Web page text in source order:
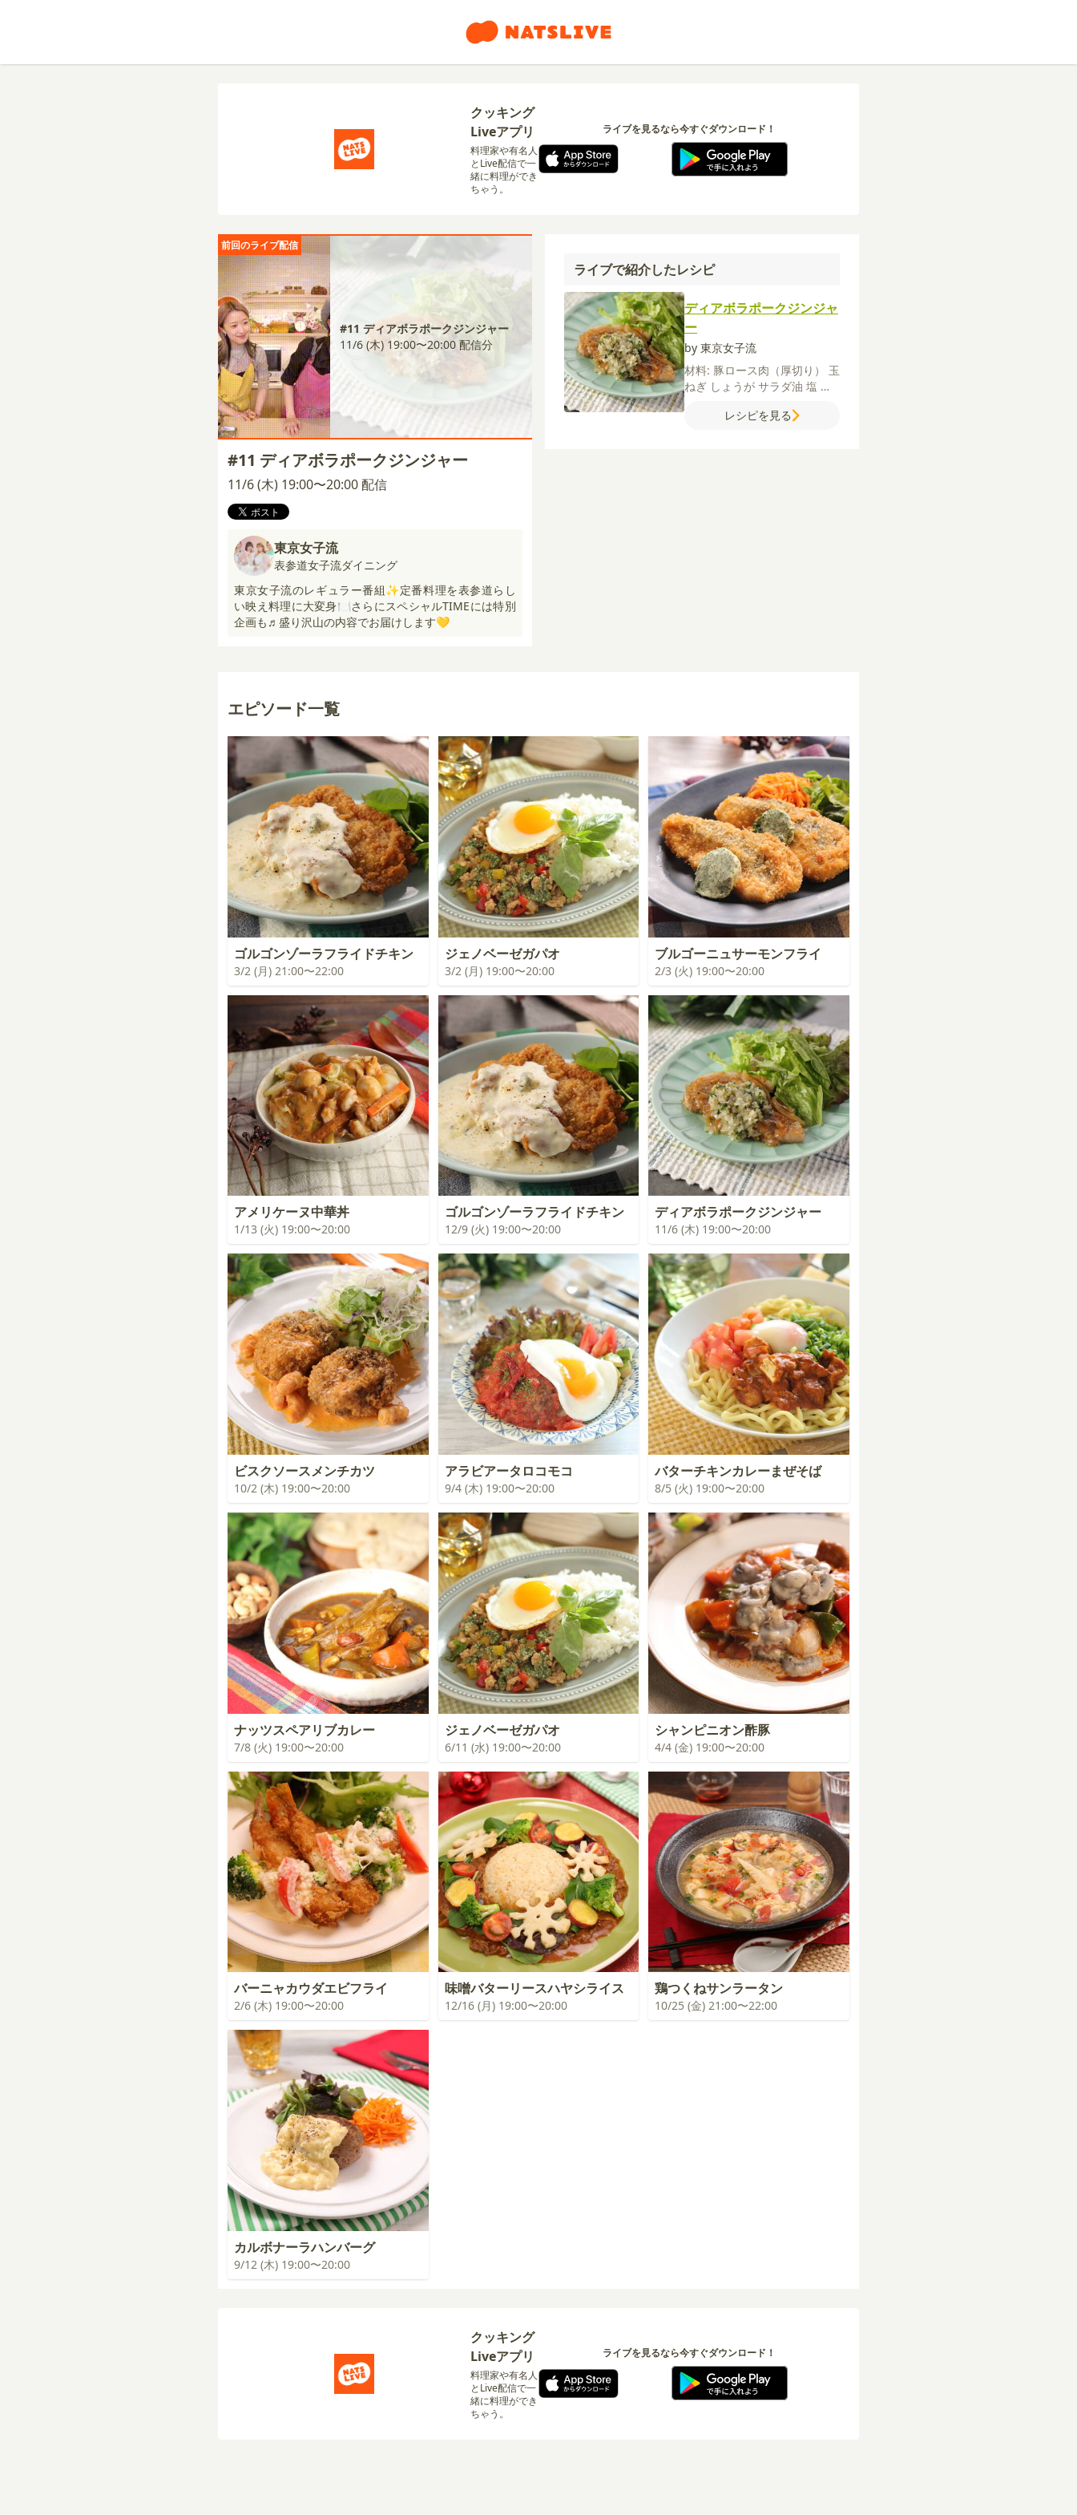
クッキング
Liveアプリ
料理家や有名人
とLive配信で一
緒に料理ができ
ちゃう。
ライブを見るなら今すぐダウンロード！
前回のライブ配信
#11 ディアボラポークジンジャー
11/6 (木) 19:00〜20:00 配信分
#11 ディアボラポークジンジャー
11/6 (木) 19:00〜20:00 配信
東京女子流
表参道女子流ダイニング
東京女子流のレギュラー番組✨定番料理を表参道らし
い映え料理に大変身🍽️さらにスペシャルTIMEには特別
企画も♬盛り沢山の内容でお届けします💛
ライブで紹介したレシピ
ディアボラポークジンジャ
ー
by 東京女子流
材料: 豚ロース肉（厚切り） 玉
ねぎ しょうが サラダ油 塩 粗
白ワインしょうゆ【ディア
レシピを見る
エピソード一覧
ゴルゴンゾーラフライドチキン
3/2 (月) 21:00〜22:00
ジェノベーゼガパオ
3/2 (月) 19:00〜20:00
ブルゴーニュサーモンフライ
2/3 (火) 19:00〜20:00
アメリケーヌ中華丼
1/13 (火) 19:00〜20:00
ゴルゴンゾーラフライドチキン
12/9 (火) 19:00〜20:00
ディアボラポークジンジャー
11/6 (木) 19:00〜20:00
ビスクソースメンチカツ
10/2 (木) 19:00〜20:00
アラビアータロコモコ
9/4 (木) 19:00〜20:00
バターチキンカレーまぜそば
8/5 (火) 19:00〜20:00
ナッツスペアリブカレー
7/8 (火) 19:00〜20:00
ジェノベーゼガパオ
6/11 (水) 19:00〜20:00
シャンピニオン酢豚
4/4 (金) 19:00〜20:00
バーニャカウダエビフライ
2/6 (木) 19:00〜20:00
味噌バターリースハヤシライス
12/16 (月) 19:00〜20:00
鶏つくねサンラータン
10/25 (金) 21:00〜22:00
カルボナーラハンバーグ
9/12 (木) 19:00〜20:00
クッキング
Liveアプリ
料理家や有名人
とLive配信で一
緒に料理ができ
ちゃう。
ライブを見るなら今すぐダウンロード！